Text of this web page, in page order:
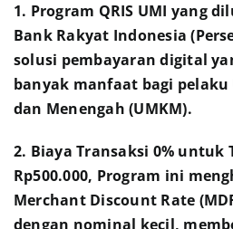
1. Program QRIS UMI yang
Bank Rakyat Indonesia
solusi pembayaran digital
banyak manfaat bagi pelaku
dan Menengah (UMKM).
2. Biaya Transaksi 0% untuk
Rp500.000, Program ini
Merchant Discount Rate
dengan nominal kecil,